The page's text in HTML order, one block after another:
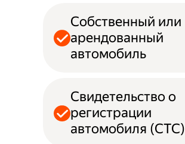
Собственный или
арендованный
автомобиль
Свидетельство о
регистрации
автомобиля (СТС)